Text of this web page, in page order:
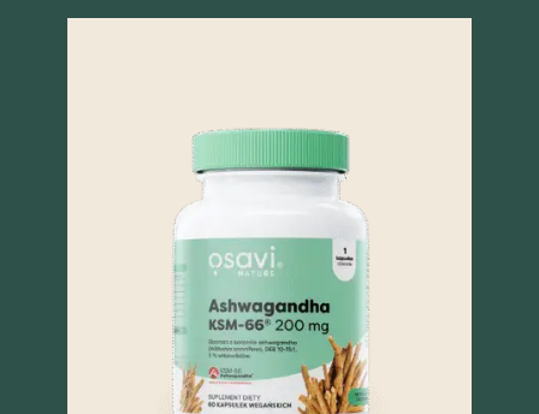
Szybki podgląd